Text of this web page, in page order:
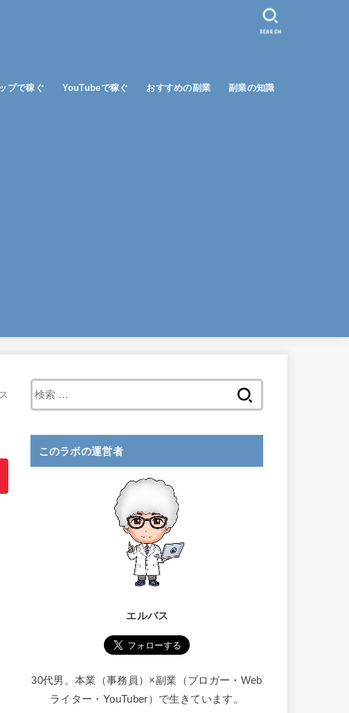
プで稼ぐ YouTubeで稼ぐ おすすめの副業 副業の知識
SEARCH
索
このラボの運営者
エルバス
30代男。本業（事務員）×副業（ブロガー・Web
ライター・YouTuber）で生きています。